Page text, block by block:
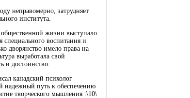
неправомерно, затрудняет
института.
общественной жизни выступало
специального воспитания и
дворянство имело права на
выработала свой
и достоинство.
канадский психолог
надежный путь к обеспечению
творческого мышления .\10\